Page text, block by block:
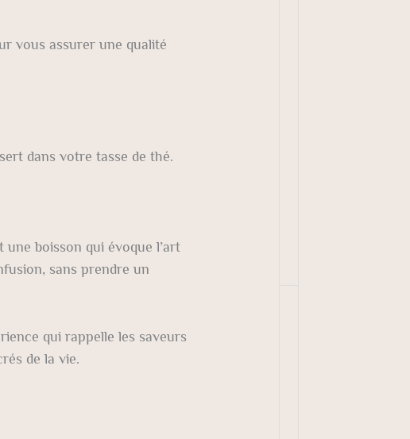
vous assurer une qualité
dans votre tasse de thé.
boisson qui évoque l’art
sans prendre un
qui rappelle les saveurs
de la vie.